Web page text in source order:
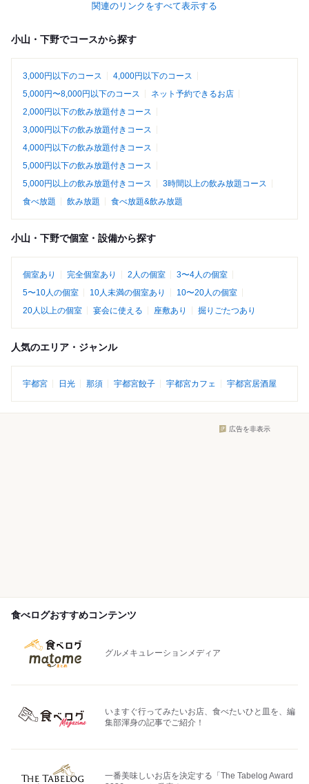
関連のリンクをすべて表示する
小山・下野でコースから探す
3,000円以下のコース
4,000円以下のコース
5,000円〜8,000円以下のコース
ネット予約できるお店
2,000円以下の飲み放題付きコース
3,000円以下の飲み放題付きコース
4,000円以下の飲み放題付きコース
5,000円以下の飲み放題付きコース
5,000円以上の飲み放題付きコース
3時間以上の飲み放題コース
食べ放題
飲み放題 食べ放題&飲み放題
小山・下野で個室・設備から探す
個室あり 完全個室あり 2人の個室
3〜4人の個室
5〜10人の個室
10人未満の個室あり
10〜20人の個室
20人以上の個室
宴会に使える 座敷あり 掘りごたつあり
人気のエリア・ジャンル
宇都宮 日光 那須 宇都宮餃子 宇都宮カフェ 宇都宮居酒屋
広告を非表示
食べログおすすめコンテンツ
グルメキュレーションメディア
いますぐ行ってみたいお店、食べたいひと皿を、編
集部渾身の記事でご紹介！
一番美味しいお店を決定する「The Tabelog Award